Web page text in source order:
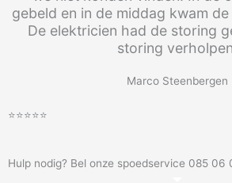
gebeld en in de middag kwam
De elektricien had de storing
storing
Marco Steenbergen
⭐⭐⭐⭐⭐
Hulp nodig? Bel onze spoedservice 085 06